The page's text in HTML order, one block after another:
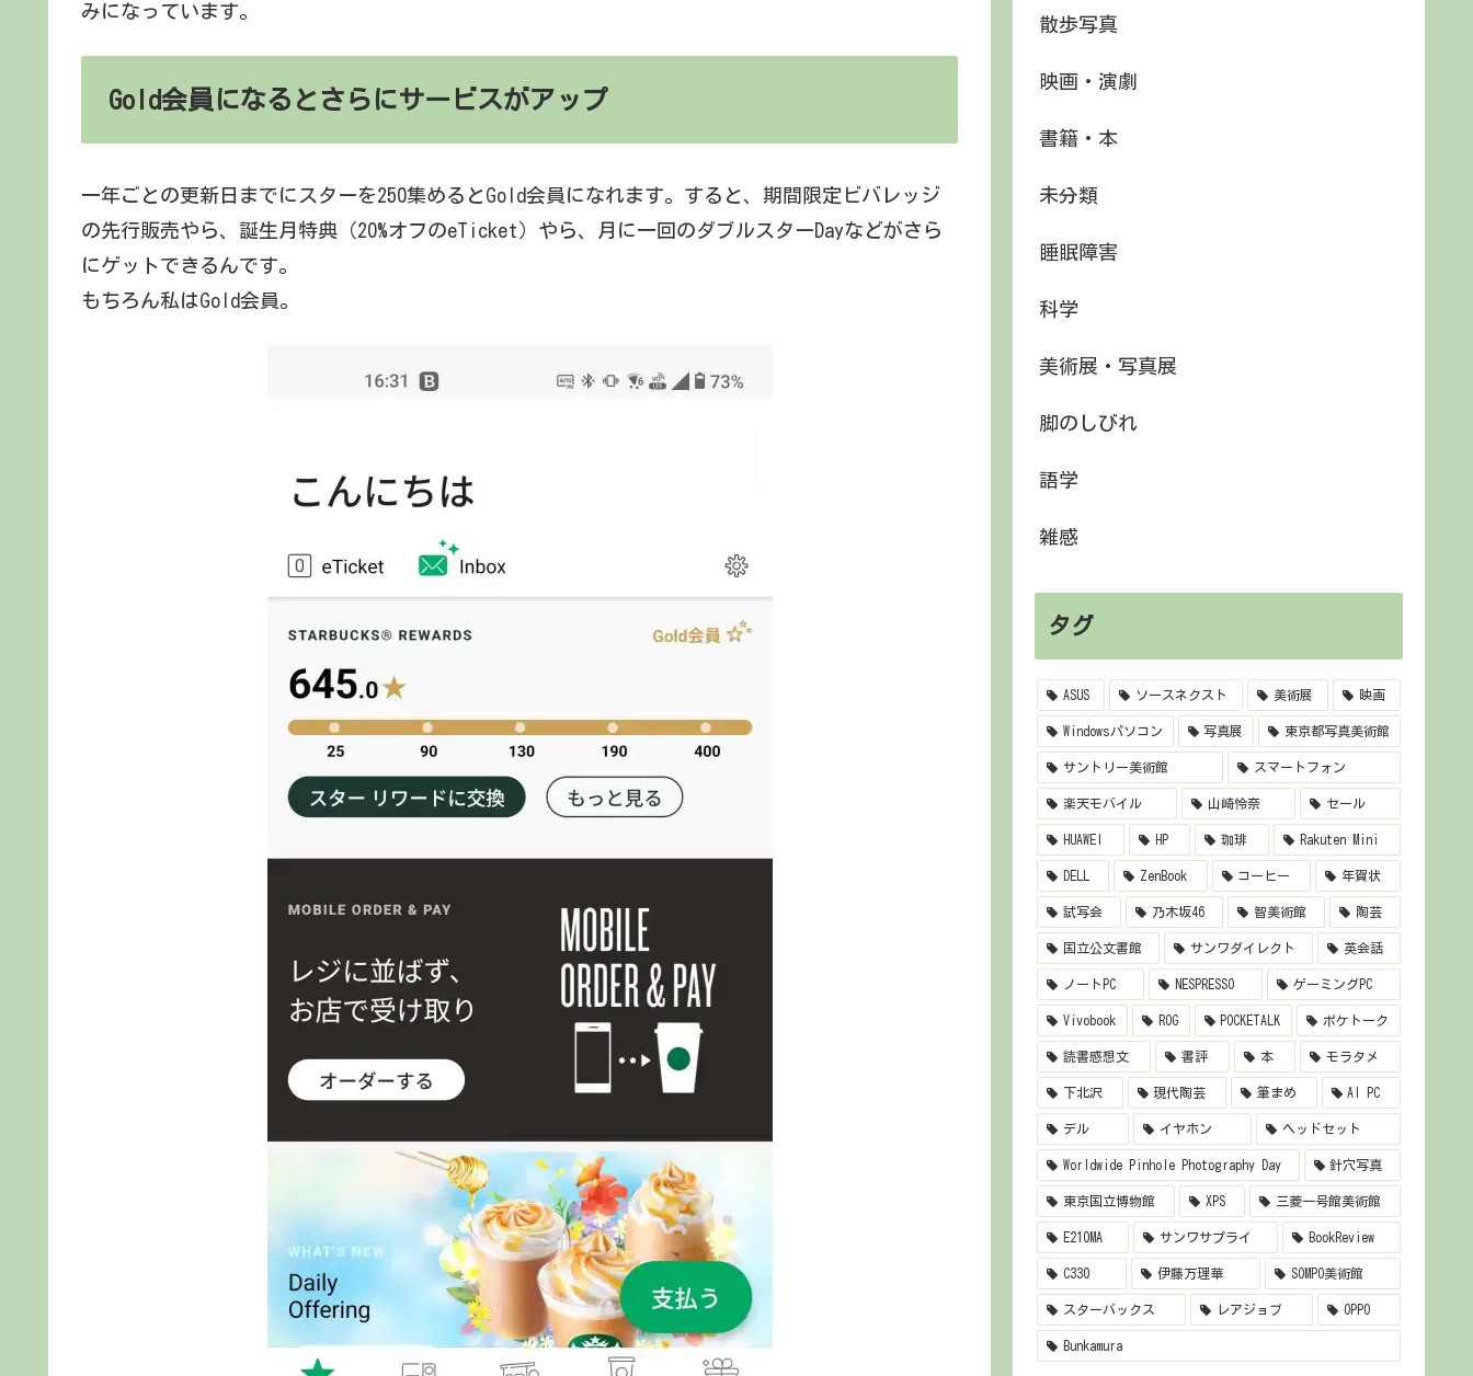
みになっています。
Gold会員になるとさらにサービスがアップ
一年ごとの更新日までにスターを250集めるとGold会員になれます。すると、期間限定ビバレッジ
の先行販売やら、誕生月特典（20%オフのeTicket）やら、月に一回のダブルスターDayなどがさら
にゲットできるんです。
もちろん私はGold会員。
散歩写真
映画・演劇
書籍・本
未分類
睡眠障害
科学
美術展・写真展
脚のしびれ
語学
雑感
タグ
ASUS ソースネクスト 美術展 映画
Windowsパソコン 写真展 東京都写真美術館
サントリー美術館 スマートフォン
楽天モバイル 山崎怜奈 セール
HUAWEI HP 珈琲 Rakuten Mini
DELL ZenBook コーヒー 年賀状
試写会 乃木坂46 智美術館 陶芸
国立公文書館 サンワダイレクト 英会話
ノートPC NESPRESSO ゲーミングPC
Vivobook ROG POCKETALK ポケトーク
読書感想文 書評 本 モラタメ
下北沢 現代陶芸 筆まめ AI PC
デル イヤホン ヘッドセット
Worldwide Pinhole Photography Day 針穴写真
東京国立博物館 XPS 三菱一号館美術館
E210MA サンワサプライ BookReview
C330 伊藤万理華 SOMPO美術館
スターバックス レアジョブ OPPO
Bunkamura